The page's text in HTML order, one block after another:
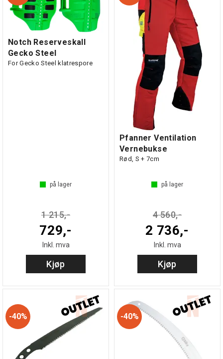
Notch Reserveskall
Gecko Steel
For Gecko Steel klatrespore
på lager
1 215,-
729,-
Inkl. mva
Kjøp
Pfanner Ventilation
Vernebukse
Rød, S + 7cm
på lager
4 560,-
2 736,-
Inkl. mva
Kjøp
40% 40%